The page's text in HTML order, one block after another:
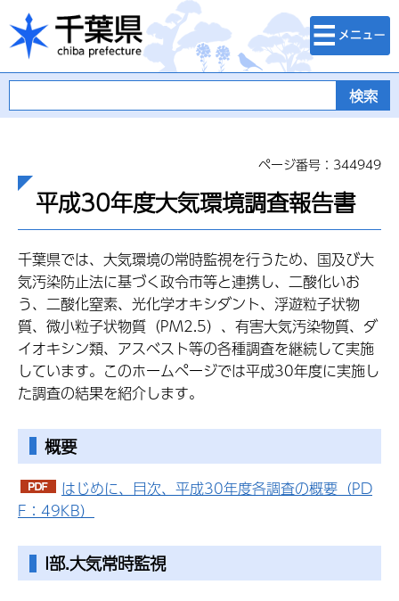
千葉県
検索・メニュ
ー
ページ番号：344949
平成30年度大気環境調査報告書
千葉県では、大気環境の常時監視を行うため、国及び大
気汚染防止法に基づく政令市等と連携し、二酸化いお
う、二酸化窒素、光化学オキシダント、浮遊粒子状物
質、微小粒子状物質（PM2.5）、有害大気汚染物質、ダ
イオキシン類、アスベスト等の各種調査を継続して実施
しています。このホームページでは平成30年度に実施し
た調査の結果を紹介します。
概要
はじめに、目次、平成30年度各調査の概要（PD
F：49KB）
I部.大気常時監視